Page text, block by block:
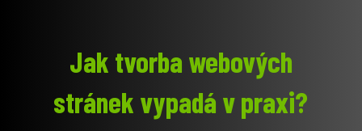
Jak tvorba webových
stránek vypadá v praxi?